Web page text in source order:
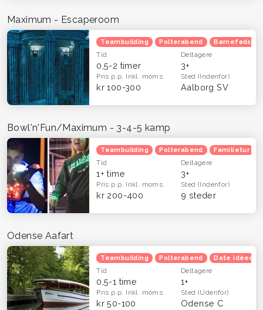
Maximum - Escaperoom
Teambuilding Polterabend
Tid
0,5-2 timer
Deltagere
3+
Pris p.p. Inkl. moms
kr 100-300
Sted(Indenfor)
Aalborg SV
Bowl'n'Fun/Maximum - 3-4-5 kamp
Teambuilding Polterabend Familietur
Tid
1+ time
Deltagere
3+
Pris p.p. Inkl. moms
kr 200-400
Sted(Indenfor)
9 steder
Odense Aafart
Teambuilding Polterabend Date idéer
Tid
0,5-1 time
Deltagere
1+
Pris p.p. Inkl. moms
kr 50-100
Sted(Udenfor)
Odense C